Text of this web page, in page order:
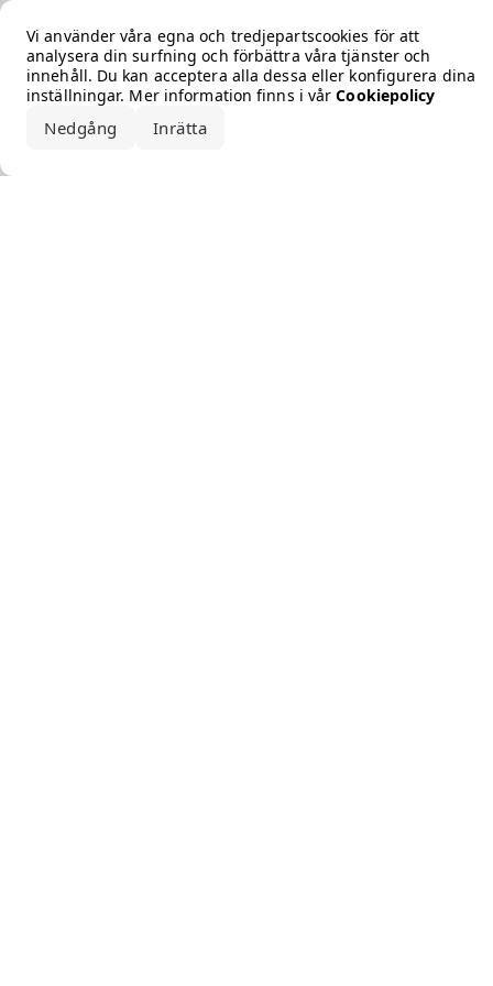
Vi använder våra egna och tredjepartscookies för att
analysera din surfning och förbättra våra tjänster och
innehåll. Du kan acceptera alla dessa eller konfigurera dina
inställningar. Mer information finns i vårCookiepolicy
Nedgång Inrätta
Error loading the brand